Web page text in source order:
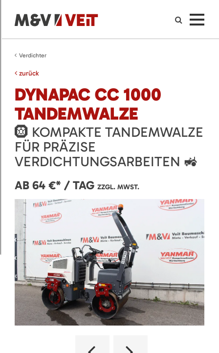
Verdichter
zurück
DYNAPAC CC 1000
TANDEMWALZE
🛞 KOMPAKTE TANDEMWALZE
FÜR PRÄZISE
VERDICHTUNGSARBEITEN 🚜
AB 64 €* / TAG ZZGL. MWST.